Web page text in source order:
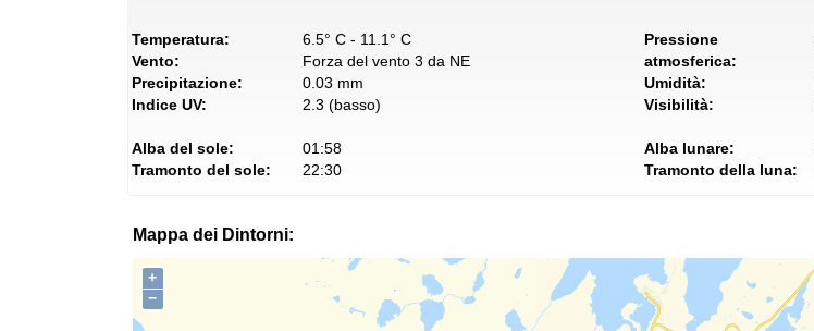
Temperatura:
6.5° C - 11.1° C
Vento:
Forza del vento 3 da NE
Precipitazione:
0.03 mm
Indice UV:
2.3 (basso)
Pressione
atmosferica:
Umidità:
Visibilità:
Alba del sole:
01:58
Tramonto del sole:
22:30
Alba lunare:
Tramonto della luna:
Mappa dei Dintorni:
+
−